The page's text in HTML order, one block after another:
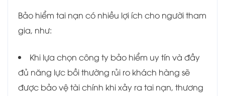
Bảo hiểm tai nạn có nhiều lợi ích cho người tham
gia, như:
Khi lựa chọn công ty bảo hiểm uy tín và đầy
đủ năng lực bồi thường rủi ro khách hàng sẽ
được bảo vệ tài chính khi xảy ra tai nạn, thương